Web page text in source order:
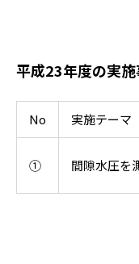
平成23年度の実施
No 実施テーマ
① 間隙水圧を